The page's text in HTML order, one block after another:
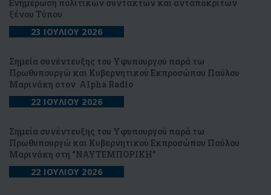
Ενημέρωση πολιτικών συντακτών και ανταποκριτών
ξένου Τύπου
23 ΙΟΥΛΙΟΥ 2026
Σημεία συνέντευξης του Υφυπουργού παρά τω
Πρωθυπουργώ και Κυβερνητικού Εκπροσώπου Παύλου
Μαρινάκη στον Alpha Radio
22 ΙΟΥΛΙΟΥ 2026
Σημεία συνέντευξης του Υφυπουργού παρά τω
Πρωθυπουργώ και Κυβερνητικού Εκπροσώπου Παύλου
Μαρινάκη στη “NAYTEΜΠΟΡΙΚΗ”
22 ΙΟΥΛΙΟΥ 2026